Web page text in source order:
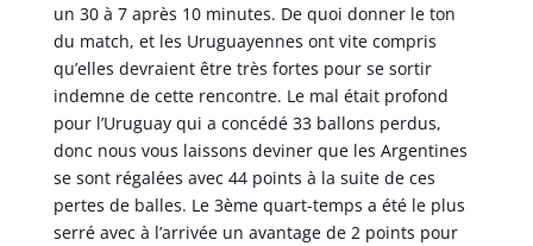
un 30 à 7 après 10 minutes. De quoi donner le ton
du match, et les Uruguayennes ont vite compris
qu’elles devraient être très fortes pour se sortir
indemne de cette rencontre. Le mal était profond
pour l’Uruguay qui a concédé 33 ballons perdus,
donc nous vous laissons deviner que les Argentines
se sont régalées avec 44 points à la suite de ces
pertes de balles. Le 3ème quart-temps a été le plus
serré avec à l’arrivée un avantage de 2 points pour